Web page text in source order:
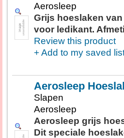
Aerosleep
Grijs hoeslaken
voor ledikant.
Review this product
+ Add to my saved
Aerosleep
Slapen
Aerosleep
Aerosleep grijs
Dit speciale